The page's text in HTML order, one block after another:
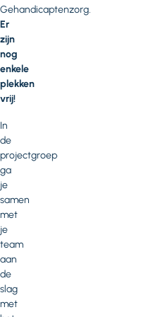
Gehandicaptenzorg.
Er
zijn
nog
enkele
plekken
vrij!
In
de
projectgroep
ga
je
samen
met
je
team
aan
de
slag
met